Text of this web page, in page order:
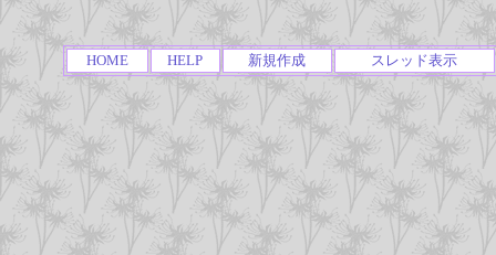
HOME HELP 新規作成 スレッド表示